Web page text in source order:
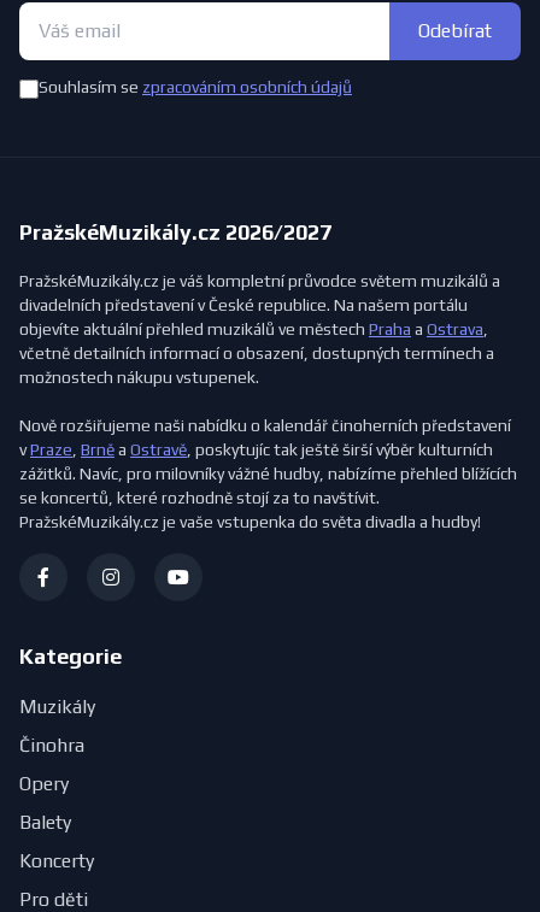
Odebírat
Souhlasím se zpracováním osobních údajů
PražskéMuzikály.cz 2026/2027
PražskéMuzikály.cz je váš kompletní průvodce světem muzikálů a
divadelních představení v České republice. Na našem portálu
objevíte aktuální přehled muzikálů ve městech Praha a Ostrava
včetně detailních informací o obsazení, dostupných termínech a
možnostech nákupu vstupenek.
Nově rozšiřujeme naši nabídku o kalendář činoherních představení
vPraze Brněa Ostravě , poskytujíc tak ještě širší výběr kulturních
zážitků. Navíc, pro milovníky vážné hudby, nabízíme přehled blížících
se koncertů, které rozhodně stojí za to navštívit.
PražskéMuzikály.cz je vaše vstupenka do světa divadla a hudby!
Kategorie
Muzikály
Činohra
Opery
Balety
Koncerty
Pro děti